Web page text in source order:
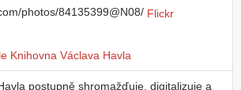
Flickr
postupně shromažďuje, digitalizuje a